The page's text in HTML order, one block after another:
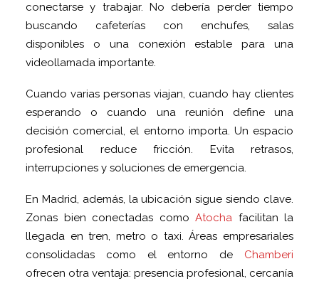
conectarse y trabajar. No debería perder tiempo
buscando cafeterías con enchufes, salas
disponibles o una conexión estable para una
videollamada importante.
Cuando varias personas viajan, cuando hay clientes
esperando o cuando una reunión define una
decisión comercial, el entorno importa. Un espacio
profesional reduce fricción. Evita retrasos,
interrupciones y soluciones de emergencia.
En Madrid, además, la ubicación sigue siendo clave.
Zonas bien conectadas como Atocha facilitan la
llegada en tren, metro o taxi. Áreas empresariales
consolidadas como el entorno de Chamberi
ofrecen otra ventaja: presencia profesional, cercanía